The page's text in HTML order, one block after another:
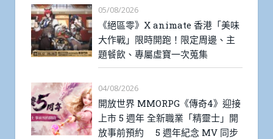
05/08/2026
《絕區零》X animate 香港「美味
大作戰」限時開跑！限定周邊、主
題餐飲、專屬虛寶一次蒐集
04/08/2026
開放世界 MMORPG《傳奇4》迎接
上市 5 週年 全新職業「精靈士」開
放事前預約 5 週年紀念 MV 同步